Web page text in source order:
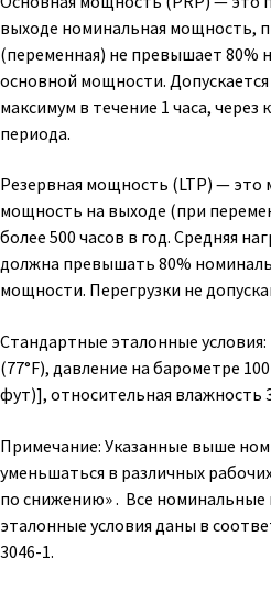
выходе номинальная мощность,
(переменная) не превышает 80%
основной мощности. Допускается
максимум в течение 1 часа, через
периода.
Резервная мощность (LTP) — это
мощность на выходе (при
более 500 часов в год. Средняя
должна превышать 80%
мощности. Перегрузки не
Стандартные эталонные условия:
(77°F), давление на барометре
фут)], относительная влажность
Примечание: Указанные выше
уменьшаться в различных
по снижению» . Все
эталонные условия даны в
3046-1.